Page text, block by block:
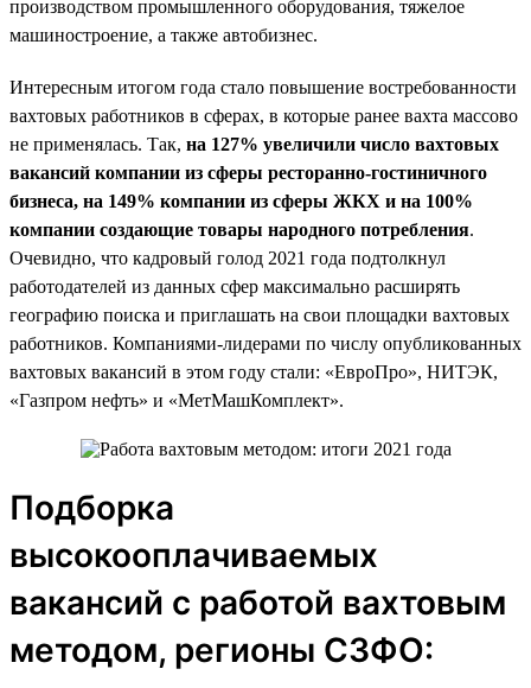
производством промышленного оборудования, тяжелое
машиностроение, а также автобизнес.
Интересным итогом года стало повышение востребованности
вахтовых работников в сферах, в которые ранее вахта массово
не применялась. Так, на 127% увеличили число вахтовых
вакансий компании из сферы ресторанно-гостиничного
бизнеса, на 149% компании из сферы ЖКХ и на 100%
компании создающие товары народного потребления.
Очевидно, что кадровый голод 2021 года подтолкнул
работодателей из данных сфер максимально расширять
географию поиска и приглашать на свои площадки вахтовых
работников. Компаниями-лидерами по числу опубликованных
вахтовых вакансий в этом году стали: «ЕвроПро», НИТЭК,
«Газпром нефть» и «МетМашКомплект».
Подборка
высокооплачиваемых
вакансий с работой вахтовым
методом, регионы СЗФО: